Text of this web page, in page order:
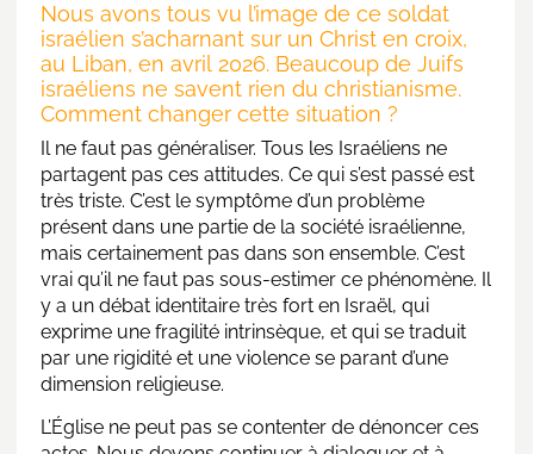
Nous avons tous vu l’image de ce soldat
israélien s’acharnant sur un Christ en croix,
au Liban, en avril 2026. Beaucoup de Juifs
israéliens ne savent rien du christianisme.
Comment changer cette situation ?
Il ne faut pas généraliser. Tous les Israéliens ne
partagent pas ces attitudes. Ce qui s’est passé est
très triste. C’est le symptôme d’un problème
présent dans une partie de la société israélienne,
mais certainement pas dans son ensemble. C’est
vrai qu’il ne faut pas sous-estimer ce phénomène. Il
y a un débat identitaire très fort en Israël, qui
exprime une fragilité intrinsèque, et qui se traduit
par une rigidité et une violence se parant d’une
dimension religieuse.
L’Église ne peut pas se contenter de dénoncer ces